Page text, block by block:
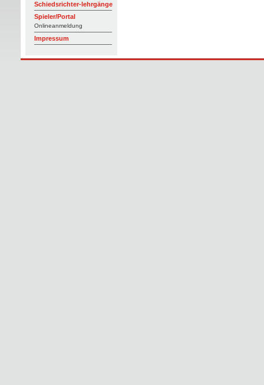
Schiedsrichter-lehrgänge
Spieler/Portal
Onlineanmeldung
Impressum